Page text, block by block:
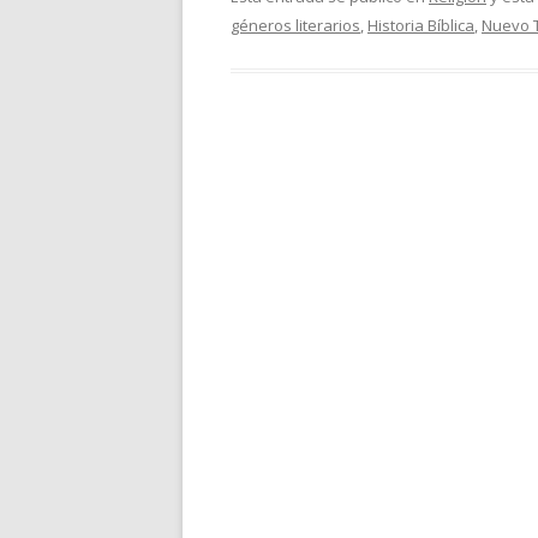
géneros literarios, Historia Bíblica, Nuevo